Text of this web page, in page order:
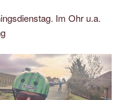
Im Ohr u.a.